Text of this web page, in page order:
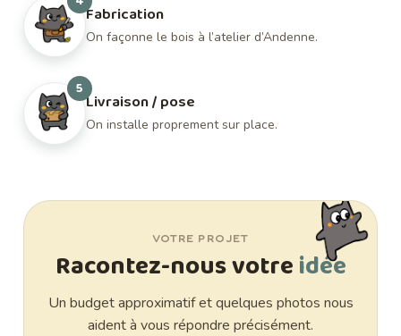
Fabrication
On façonne le bois à l’atelier d’Andenne.
5
Livraison / pose
On installe proprement sur place.
VOTRE PROJET
Racontez-nous votreidée
Un budget approximatif et quelques photos nous
aident à vous répondre précisément.